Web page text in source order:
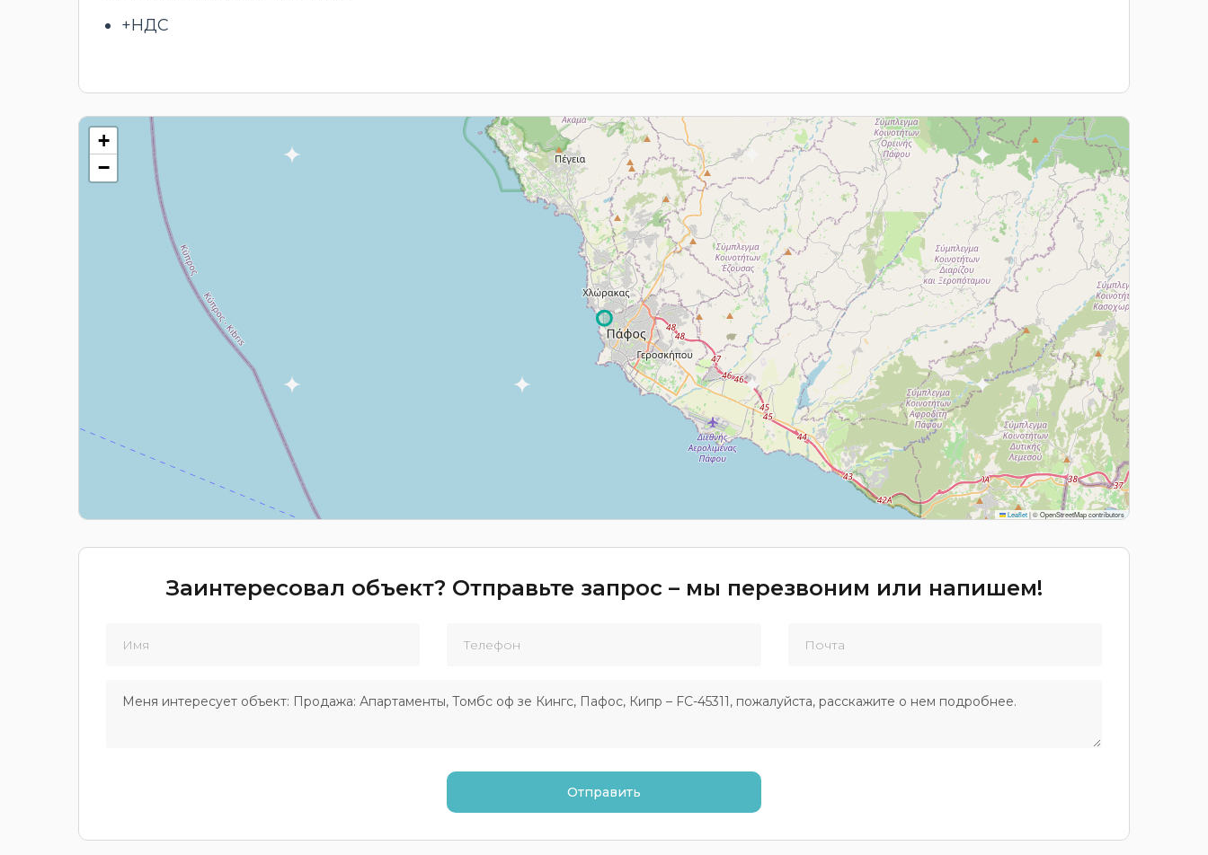
+НДС
+
−
Leaflet|© OpenStreetMap contributors
Заинтересовал объект? Отправьте запрос – мы перезвоним или напишем!